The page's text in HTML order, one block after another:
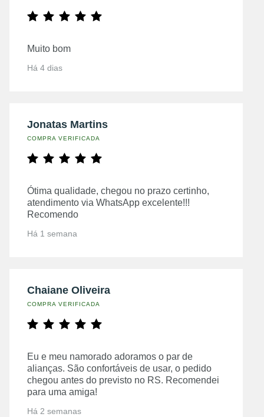
Muito bom
Há 4 dias
Jonatas Martins
COMPRA VERIFICADA
Ótima qualidade, chegou no prazo certinho,
atendimento via WhatsApp excelente!!!
Recomendo
Há 1 semana
Chaiane Oliveira
COMPRA VERIFICADA
Eu e meu namorado adoramos o par de
alianças. São confortáveis de usar, o pedido
chegou antes do previsto no RS. Recomendei
para uma amiga!
Há 2 semanas